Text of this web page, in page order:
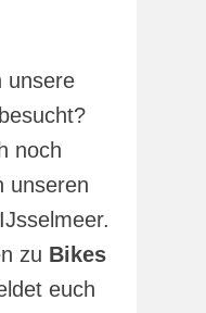
unsere
besucht?
noch
unseren
zu Bikes
euch